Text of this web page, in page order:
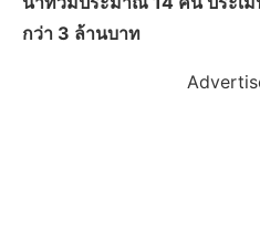
กว่า 3 ล้านบาท